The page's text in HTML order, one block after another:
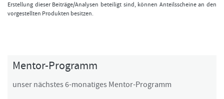
Erstellung dieser Beiträge/Analysen beteiligt sind, können Anteilsscheine an den
vorgestellten Produkten besitzen.
Mentor-Programm
unser nächstes 6-monatiges Mentor-Programm